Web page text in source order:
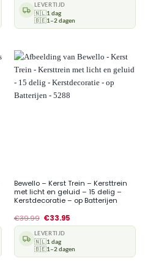
LEVERTIJD
🇳🇱1 dag
🇧🇪1–2 dagen
Bewello – Kerst Trein – Kersttrein
met licht en geluid – 15 delig –
Kerstdecoratie – op Batterijen
€39.99 €33.95
LEVERTIJD
🇳🇱1 dag
🇧🇪1–2 dagen